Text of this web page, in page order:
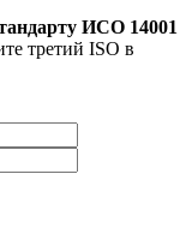
ИСО 14001
третий ISO в